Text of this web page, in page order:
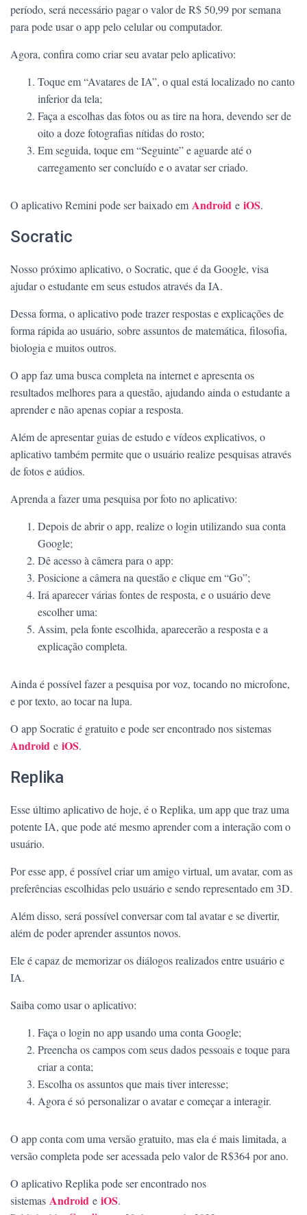
período, será necessário pagar o valor de R$ 50,99 por semana
para pode usar o app pelo celular ou computador.
Agora, confira como criar seu avatar pelo aplicativo:
Toque em “Avatares de IA”, o qual está localizado no canto
inferior da tela;
Faça a escolhas das fotos ou as tire na hora, devendo ser de
oito a doze fotografias nítidas do rosto;
Em seguida, toque em “Seguinte” e aguarde até o
carregamento ser concluído e o avatar ser criado.
O aplicativo Remini pode ser baixado em Android e iOS.
Socratic
Nosso próximo aplicativo, o Socratic, que é da Google, visa
ajudar o estudante em seus estudos através da IA.
Dessa forma, o aplicativo pode trazer respostas e explicações de
forma rápida ao usuário, sobre assuntos de matemática, filosofia,
biologia e muitos outros.
O app faz uma busca completa na internet e apresenta os
resultados melhores para a questão, ajudando ainda o estudante a
aprender e não apenas copiar a resposta.
Além de apresentar guias de estudo e vídeos explicativos, o
aplicativo também permite que o usuário realize pesquisas através
de fotos e aúdios.
Aprenda a fazer uma pesquisa por foto no aplicativo:
Depois de abrir o app, realize o login utilizando sua conta
Google;
Dê acesso à câmera para o app:
Posicione a câmera na questão e clique em “Go”;
Irá aparecer várias fontes de resposta, e o usuário deve
escolher uma:
Assim, pela fonte escolhida, aparecerão a resposta e a
explicação completa.
Ainda é possível fazer a pesquisa por voz, tocando no microfone,
e por texto, ao tocar na lupa.
O app Socratic é gratuito e pode ser encontrado nos sistemas
Android e iOS.
Replika
Esse último aplicativo de hoje, é o Replika, um app que traz uma
potente IA, que pode até mesmo aprender com a interação com o
usuário.
Por esse app, é possível criar um amigo virtual, um avatar, com as
preferências escolhidas pelo usuário e sendo representado em 3D.
Além disso, será possível conversar com tal avatar e se divertir,
além de poder aprender assuntos novos.
Ele é capaz de memorizar os diálogos realizados entre usuário e
IA.
Saiba como usar o aplicativo:
Faça o login no app usando uma conta Google;
Preencha os campos com seus dados pessoais e toque para
criar a conta;
Escolha os assuntos que mais tiver interesse;
Agora é só personalizar o avatar e começar a interagir.
O app conta com uma versão gratuito, mas ela é mais limitada, a
versão completa pode ser acessada pelo valor de R$364 por ano.
O aplicativo Replika pode ser encontrado nos
sistemas Android e iOS.